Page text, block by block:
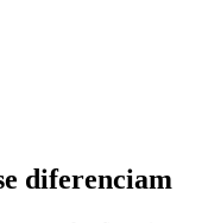
diferenciam